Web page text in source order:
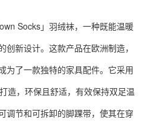
球 鞋
生 活
科 技
Socks」羽绒袜，一种既能温暖
新设计。这款产品在欧洲制造，
为了一款独特的家具配件。它采用
造，环保且舒适，有效保持双足温
调节和可拆卸的脚踝带，使其在穿